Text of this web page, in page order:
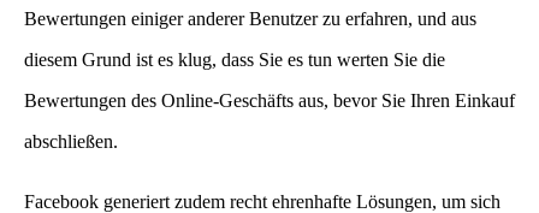
Bewertungen einiger anderer Benutzer zu erfahren, und aus
diesem Grund ist es klug, dass Sie es tun werten Sie die
Bewertungen des Online-Geschäfts aus, bevor Sie Ihren Einkauf
abschließen.
Facebook generiert zudem recht ehrenhafte Lösungen, um sich